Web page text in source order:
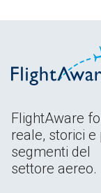
FlightAware
reale, storici
segmenti del
settore aereo.